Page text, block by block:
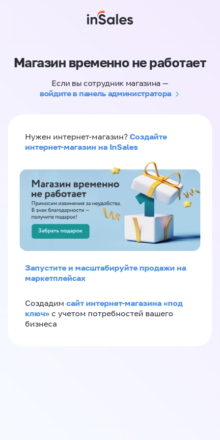
Магазин временно не работает
Если вы сотрудник магазина —
войдите в панель администратора
Нужен интернет-магазин? Создайте
интернет-магазин на InSales
Запустите и масштабируйте продажи на
маркетплейсах
Создадим сайт интернет-магазина «под
ключ» с учетом потребностей вашего
бизнеса